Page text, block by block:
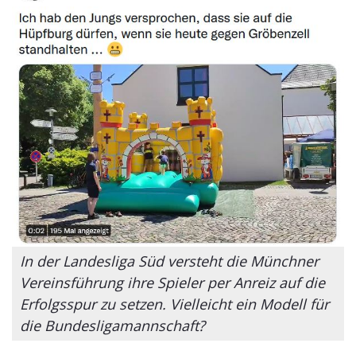
In der Landesliga Süd versteht die Münchner
Vereinsführung ihre Spieler per Anreiz auf die
Erfolgsspur zu setzen. Vielleicht ein Modell für
die Bundesligamannschaft?